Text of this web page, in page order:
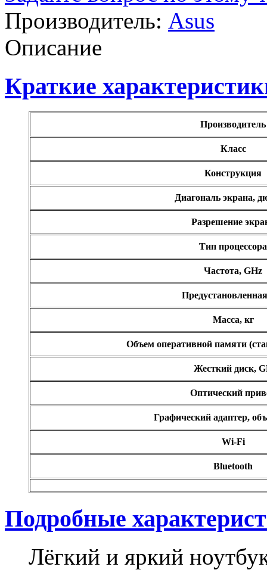
Microsoft
Modecom
Motorola
Msi(1)
Mytab
Ncomputing
Nec
Nexus
Pixus
Pleomax
Pocketbook
Prestigio
Primepc
Rapoo
Razer
Revoltec
Rim2000
Roccat
Производитель: Asus
Описание
Краткие
Производитель
Класс
Конструкция
Диагональ экрана,
Разрешение
Тип процессора
Частота, GHz
Масса, кг
Объем оперативной памяти
Жесткий диск,
Оптический
Графический адаптер,
Wi-Fi
Bluetooth
Подробные
Лёгкий и яркий